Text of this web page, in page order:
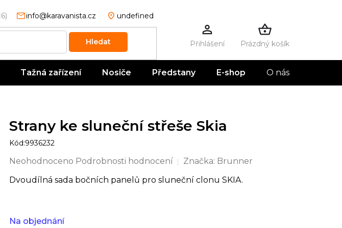
info@karavanista.cz undefined
Hledat Prázdný košík
Tažná zařízení Nosiče Předstany E-shop O nás
Na objednání
Dvoudílná sada bočních panelů pro sluneční clonu SKIA.
Strany ke sluneční střeše Skia
Kód:9936232
Průměrné
produktu
z
Neohodnoceno Podrobnosti hodnocení Značka: Brunner